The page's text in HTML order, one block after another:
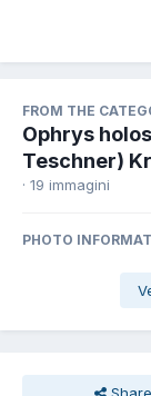
FROM THE
Ophrys
Teschner)
· 19 immagini
PHOTO